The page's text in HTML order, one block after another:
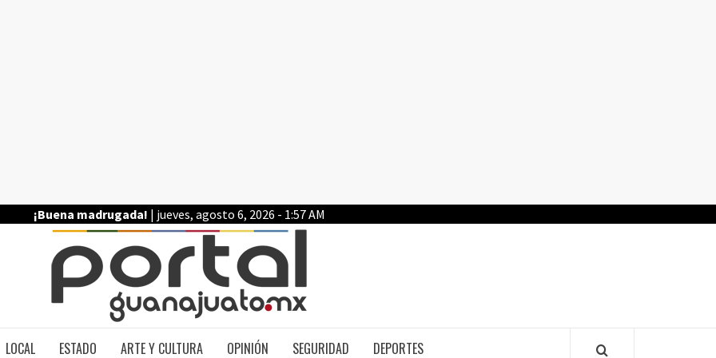
¡Buena madrugada! | jueves, agosto 6, 2026 - 1:57 AM
LOCAL ESTADO ARTE Y CULTURA OPINIÓN SEGURIDAD DEPORTES